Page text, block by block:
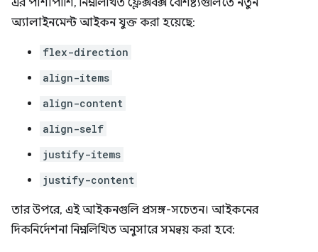
এর পাশাপাশি, নিম্নলিখিত ফ্লেক্সবক্স বৈশিষ্ট্যগুলিতে নতুন
অ্যালাইনমেন্ট আইকন যুক্ত করা হয়েছে:
flex-direction
align-items
align-content
align-self
justify-items
justify-content
তার উপরে, এই আইকনগুলি প্রসঙ্গ-সচেতন। আইকনের
দিকনির্দেশনা নিম্নলিখিত অনুসারে সমন্বয় করা হবে: